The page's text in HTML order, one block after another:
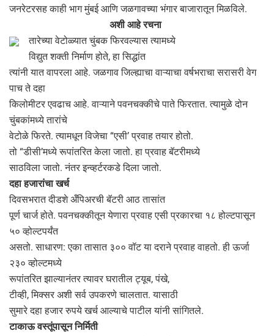
जनरेटरसह काही भाग मुंबई आणि जळगावच्या भंगार बाजारातून मिळविले.
अशी आहे रचना
तारेच्या वेटोळ्यात चुंबक फिरवल्यास त्यामध्ये
विद्युत शक्ती निर्माण होते, हा सिद्धांत
त्यांनी यात वापरला आहे. जळगाव जिल्ह्याचा वाऱ्याचा वर्षभराचा सरासरी वेग
पाच ते दहा
किलोमीटर एवढाच आहे. वाऱ्याने पवनचक्कीचे पाते फिरतात. त्यामुळे दोन
चुंबकांमध्ये तारांचे
वेटोळे फिरते. त्यामधून विजेचा “एसी’ प्रवाह तयार होतो.
तो “डीसी’मध्ये रूपांतरित केला जातो. हा प्रवाह बॅटरीमध्ये
साठविला जातो. नंतर इन्व्हर्टरकडे दिला जातो.
दहा हजारांचा खर्च
दिवसभरात दीडशे अँपिअरची बॅटरी आठ तासांत
पूर्ण चार्ज होते. पवनचक्कीतून येणारा प्रवाह एसी प्रकारचा १८ होल्टपासून
५० व्होल्टपर्यंत
असतो. साधारण: एका तासात ३०० वॉट या दराने प्रवाह वाहतो. ही ऊर्जा
२३० व्होल्टमध्ये
रूपांतरित झाल्यानंतर त्यावर घरातील ट्यूब, पंखे,
टीव्ही, मिक्‍सर अशी सर्व उपकरणे चालतात. यासाठी
सुमारे दहा हजार रुपये खर्च आल्याचे पाटील यांनी सांगितले.
टाकाऊ वस्तूंपासून निर्मिती